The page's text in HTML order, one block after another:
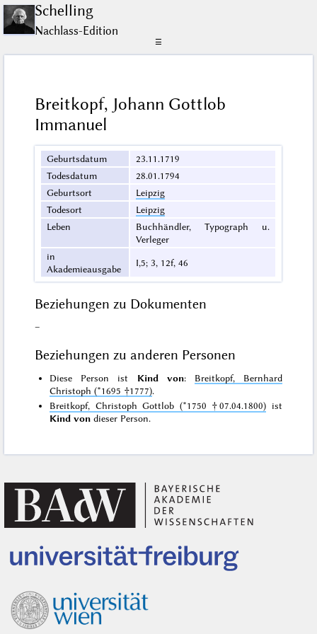
Schelling
Nachlass-Edition
☰
Breitkopf, Johann Gottlob
Immanuel
Geburtsdatum
23.11.1719
Todesdatum
28.01.1794
Geburtsort
Leipzig
Todesort
Leipzig
Leben
Buchhändler, Typograph u.
Verleger
in
Akademieausgabe
I,5; 3, 12f, 46
Beziehungen zu Dokumenten
–
Beziehungen zu anderen Personen
Diese Person ist Kind von: Breitkopf, Bernhard
Christoph (*1695 †1777).
Breitkopf, Christoph Gottlob (*1750 †07.04.1800) ist
Kind von dieser Person.